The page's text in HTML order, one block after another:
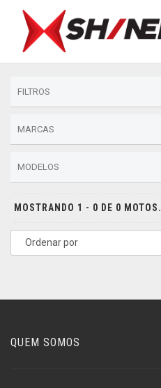
FILTROS
MARCAS
MODELOS
MOSTRANDO 1 - 0 DE 0 MOTOS.
Ordenar por
QUEM SOMOS